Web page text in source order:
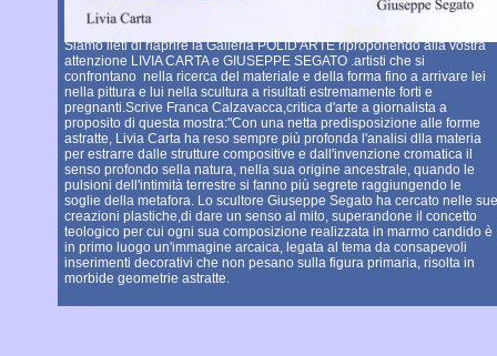
Siamo lieti di riaprire la Galleria POLID'ARTE riproponendo alla vostra
attenzione LIVIA CARTA e GIUSEPPE SEGATO .artisti che si
confrontano nella ricerca del materiale e della forma fino a arrivare lei
nella pittura e lui nella scultura a risultati estremamente forti e
pregnanti.Scrive Franca Calzavacca,critica d'arte a giornalista a
proposito di questa mostra:"Con una netta predisposizione alle forme
astratte, Livia Carta ha reso sempre più profonda l'analisi dlla materia
per estrarre dalle strutture compositive e dall'invenzione cromatica il
senso profondo sella natura, nella sua origine ancestrale, quando le
pulsioni dell'intimità terrestre si fanno più segrete raggiungendo le
soglie della metafora. Lo scultore Giuseppe Segato ha cercato nelle sue
creazioni plastiche,di dare un senso al mito, superandone il concetto
teologico per cui ogni sua composizione realizzata in marmo candido è
in primo luogo un'immagine arcaica, legata al tema da consapevoli
inserimenti decorativi che non pesano sulla figura primaria, risolta in
morbide geometrie astratte.